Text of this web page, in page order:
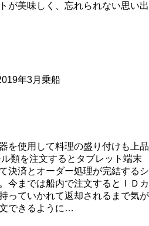
が美味しく、忘れられない思い出
年3月乗船
を使用して料理の盛り付けも上品
類を注文するとタブレット端末
決済とオーダー処理が完結するシ
今までは船内で注文するとＩＤカ
っていかれて返却されるまで気が
できるように…